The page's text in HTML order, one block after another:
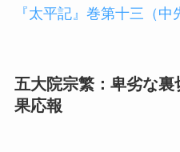
『太平記』巻第十三（中
五大院宗繁：卑劣な
果応報